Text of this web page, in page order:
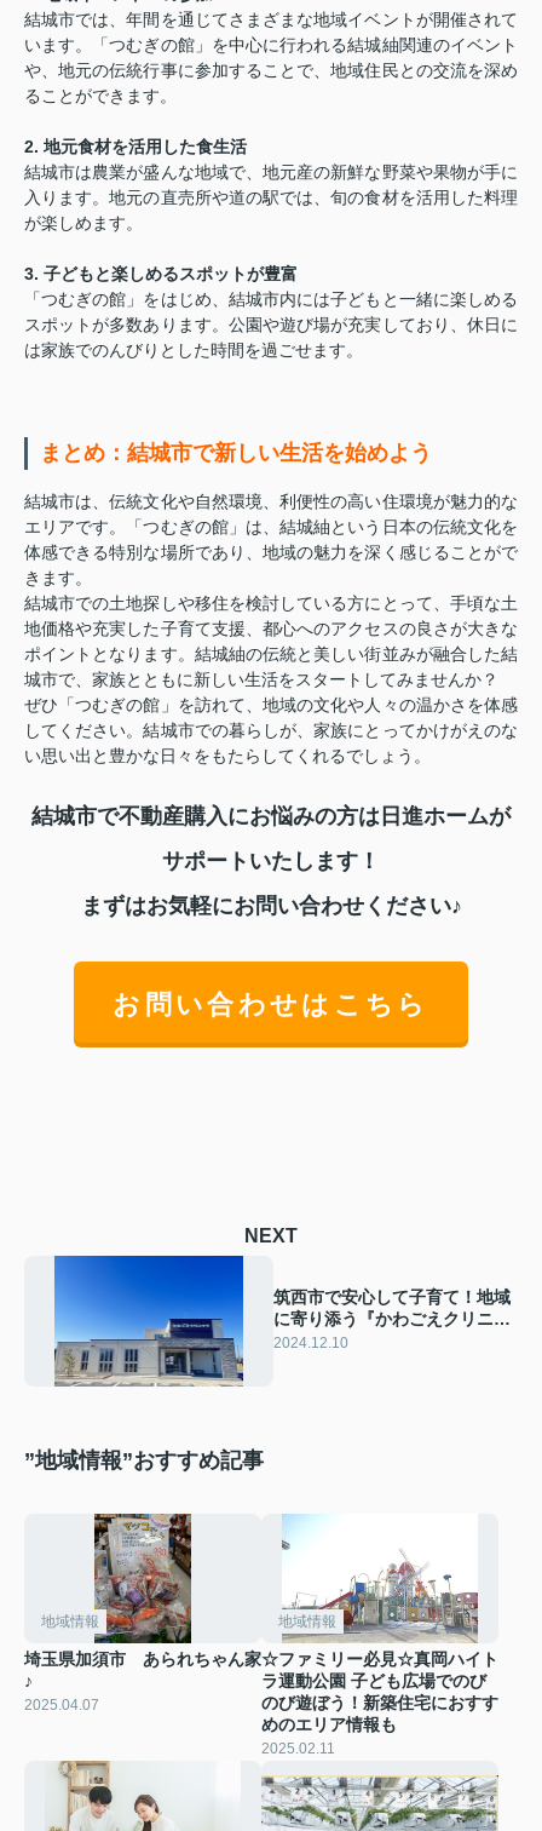
結城市では、年間を通じてさまざまな地域イベントが開催されて
います。「つむぎの館」を中心に行われる結城紬関連のイベント
や、地元の伝統行事に参加することで、地域住民との交流を深め
ることができます。
2. 地元食材を活用した食生活
結城市は農業が盛んな地域で、地元産の新鮮な野菜や果物が手に
入ります。地元の直売所や道の駅では、旬の食材を活用した料理
が楽しめます。
3. 子どもと楽しめるスポットが豊富
「つむぎの館」をはじめ、結城市内には子どもと一緒に楽しめる
スポットが多数あります。公園や遊び場が充実しており、休日に
は家族でのんびりとした時間を過ごせます。
まとめ：結城市で新しい生活を始めよう
結城市は、伝統文化や自然環境、利便性の高い住環境が魅力的な
エリアです。「つむぎの館」は、結城紬という日本の伝統文化を
体感できる特別な場所であり、地域の魅力を深く感じることがで
きます。
結城市での土地探しや移住を検討している方にとって、手頃な土
地価格や充実した子育て支援、都心へのアクセスの良さが大きな
ポイントとなります。結城紬の伝統と美しい街並みが融合した結
城市で、家族とともに新しい生活をスタートしてみませんか？
ぜひ「つむぎの館」を訪れて、地域の文化や人々の温かさを体感
してください。結城市での暮らしが、家族にとってかけがえのな
い思い出と豊かな日々をもたらしてくれるでしょう。
結城市で不動産購入にお悩みの方は日進ホームが
サポートいたします！
まずはお気軽にお問い合わせください♪
お問い合わせはこちら
NEXT
筑西市で安心して子育て！地域
に寄り添う『かわごえクリニッ
ク』の魅力と筑西市の子育て環
2024.12.10
”地域情報”おすすめ記事
地域情報
埼玉県加須市 あられちゃん家
♪
2025.04.07
地域情報
☆ファミリー必見☆真岡ハイト
ラ運動公園 子ども広場でのび
のび遊ぼう！新築住宅におすす
めのエリア情報も
2025.02.11